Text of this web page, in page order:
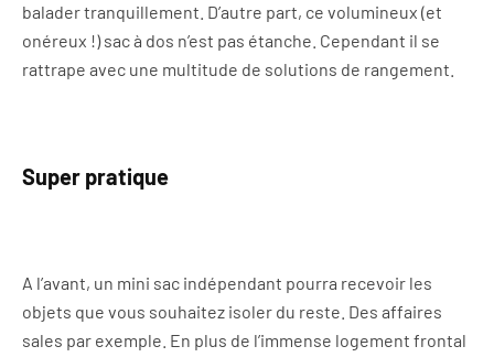
balader tranquillement. D’autre part, ce volumineux (et
onéreux !) sac à dos n’est pas étanche. Cependant il se
rattrape avec une multitude de solutions de rangement.
Super pratique
A l’avant, un mini sac indépendant pourra recevoir les
objets que vous souhaitez isoler du reste. Des affaires
sales par exemple. En plus de l’immense logement frontal